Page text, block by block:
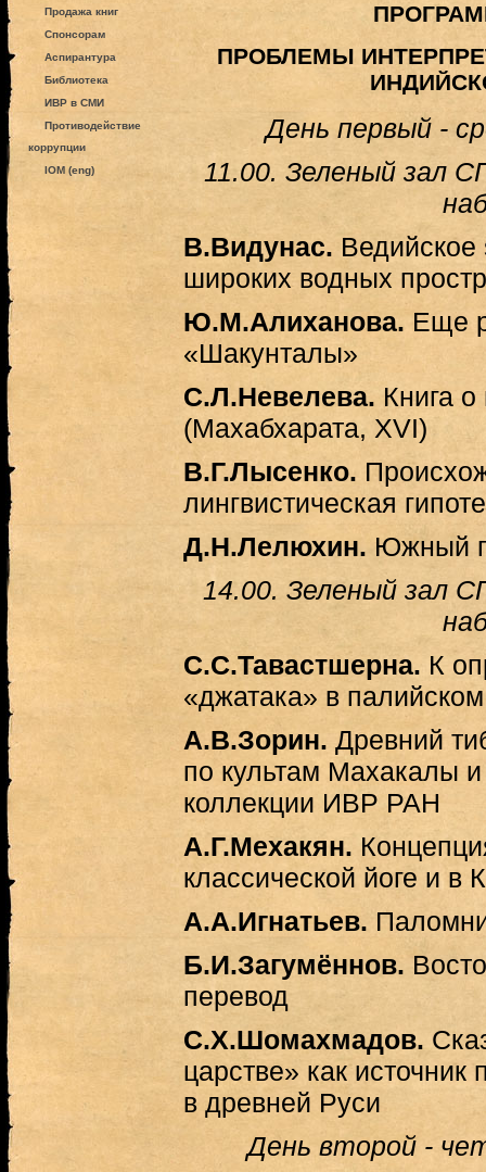
Продажа книг
Спонсорам
Аспирантура
Библиотека
ИВР в СМИ
Противодействие
коррупции
IOM (eng)
ПРОБЛЕМЫ
День первый -
11.00. Зеленый зал
В.Видунас. Ведийское
широких водных
Ю.М.Алиханова. Еще
«Шакунталы»
С.Л.Невелева. Книга
(Махабхарата, XVI)
В.Г.Лысенко.
лингвистическая
Д.Н.Лелюхин. Южный
14.00. Зеленый зал
С.С.Тавастшерна. К
«джатака» в
А.В.Зорин. Древний
по культам Махакалы
коллекции ИВР РАН
А.Г.Мехакян.
классической йоге и
А.А.Игнатьев.
Б.И.Загумённов.
перевод
С.Х.Шомахмадов.
царстве» как
в древней Руси
День второй -